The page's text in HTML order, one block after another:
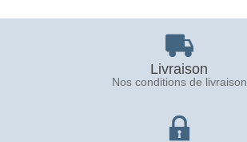
Livraison
Nos conditions de livraison